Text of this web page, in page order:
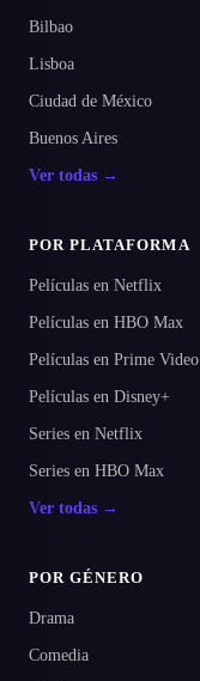
Bilbao
Lisboa
Ciudad de México
Buenos Aires
Ver todas →
POR PLATAFORMA
Películas en Netflix
Películas en HBO Max
Películas en Prime Video
Películas en Disney+
Series en Netflix
Series en HBO Max
Ver todas →
POR GÉNERO
Drama
Comedia